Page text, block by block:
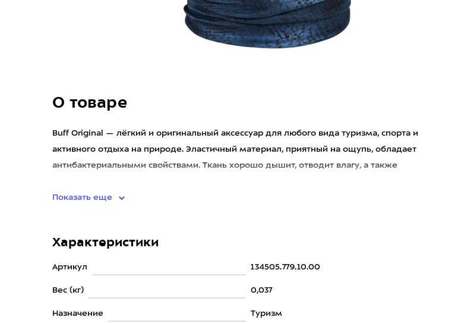
О товаре
Buff Original — лёгкий и оригинальный аксессуар для любого вида туризма, спорта и
активного отдыха на природе. Эластичный материал, приятный на ощупь, обладает
антибактериальными свойствами. Ткань хорошо дышит, отводит влагу, а также
Показать еще
Характеристики
Артикул 134505.779.10.00
Вес (кг) 0,037
Назначение Туризм